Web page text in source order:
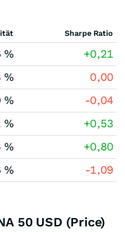
Sharpe Ratio
%
+0,21
%
0,00
%
-0,04
%
+0,53
%
+0,80
% -1,09
50 USD (Price)